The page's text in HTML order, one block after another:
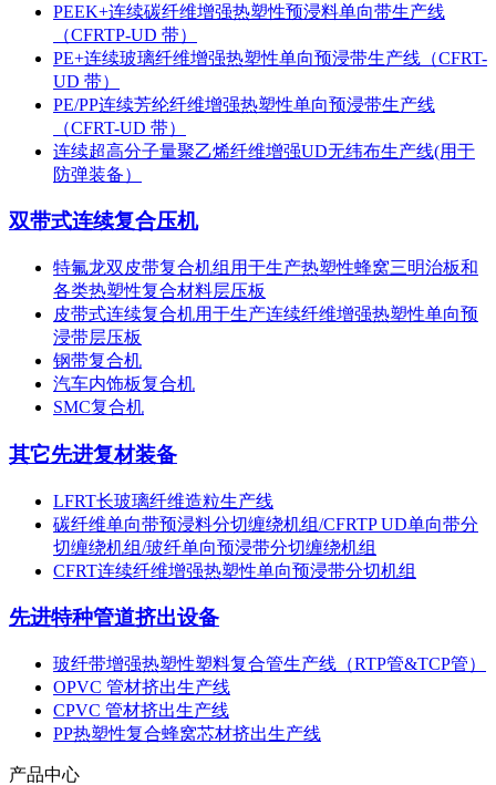
PEEK+连续碳纤维增强热塑性预浸料单向带生产线
（CFRTP-UD 带）
PE+连续玻璃纤维增强热塑性单向预浸带生产线（CFRT-
UD 带）
PE/PP连续芳纶纤维增强热塑性单向预浸带生产线
（CFRT-UD 带）
连续超高分子量聚乙烯纤维增强UD无纬布生产线(用于
防弹装备）
双带式连续复合压机
特氟龙双皮带复合机组用于生产热塑性蜂窝三明治板和
各类热塑性复合材料层压板
皮带式连续复合机用于生产连续纤维增强热塑性单向预
浸带层压板
钢带复合机
汽车内饰板复合机
SMC复合机
其它先进复材装备
LFRT长玻璃纤维造粒生产线
碳纤维单向带预浸料分切缠绕机组/CFRTP UD单向带分
切缠绕机组/玻纤单向预浸带分切缠绕机组
CFRT连续纤维增强热塑性单向预浸带分切机组
先进特种管道挤出设备
玻纤带增强热塑性塑料复合管生产线（RTP管&TCP管）
OPVC 管材挤出生产线
CPVC 管材挤出生产线
PP热塑性复合蜂窝芯材挤出生产线
产品中心